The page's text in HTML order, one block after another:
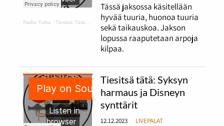
Radio Tutka ·Tiesitsä Tätä: hyvä ja huono tuuri
Tässä jaksossa käsitellään
hyvää tuuria, huonoa tuuria
sekä taikauskoa. Jakson
lopussa raaputetaan arpoja
kilpaa.
Tiesitsä tätä: Syksyn
harmaus ja Disneyn
synttärit
12.12.2023 LIVEPALAT